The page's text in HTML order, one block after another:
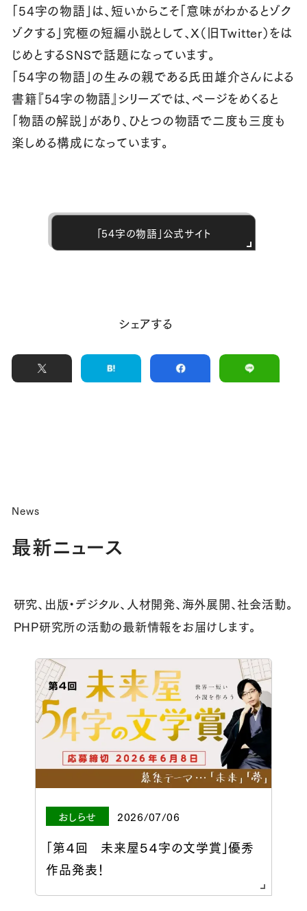
「54字の物語」は、短いからこそ「意味がわかるとゾク
ゾクする」究極の短編小説として、X（旧Twitter）をは
じめとするSNSで話題になっています。
「54字の物語」の生みの親である氏田雄介さんによる
書籍『54字の物語』シリーズでは、ページをめくると
「物語の解説」があり、ひとつの物語で二度も三度も
楽しめる構成になっています。
「54字の物語」公式サイト
シェアする
News
最新ニュース
研究、出版・デジタル、人材開発、海外展開、社会活動。
PHP研究所の活動の最新情報をお届けします。
おしらせ 2026/07/06
「第４回 未来屋５４字の文学賞」優秀
作品発表！